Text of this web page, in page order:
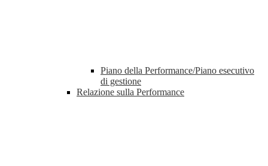
Piano della Performance/Piano esecutivo
di gestione
Relazione sulla Performance